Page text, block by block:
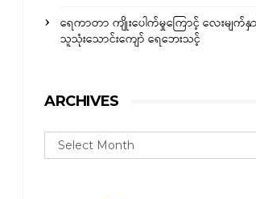
ရေကာတာ ကျိုးပေါက်မှုကြောင့် လေးမျက်
သူသုံးသောင်းကျော် ရေဘေးသင့်
ARCHIVES